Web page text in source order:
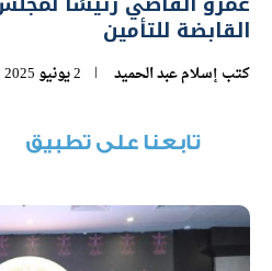
القابضة للتأمين
كتب إسلام عبد الحميد 2 يونيو 2025 | 10:15 ص